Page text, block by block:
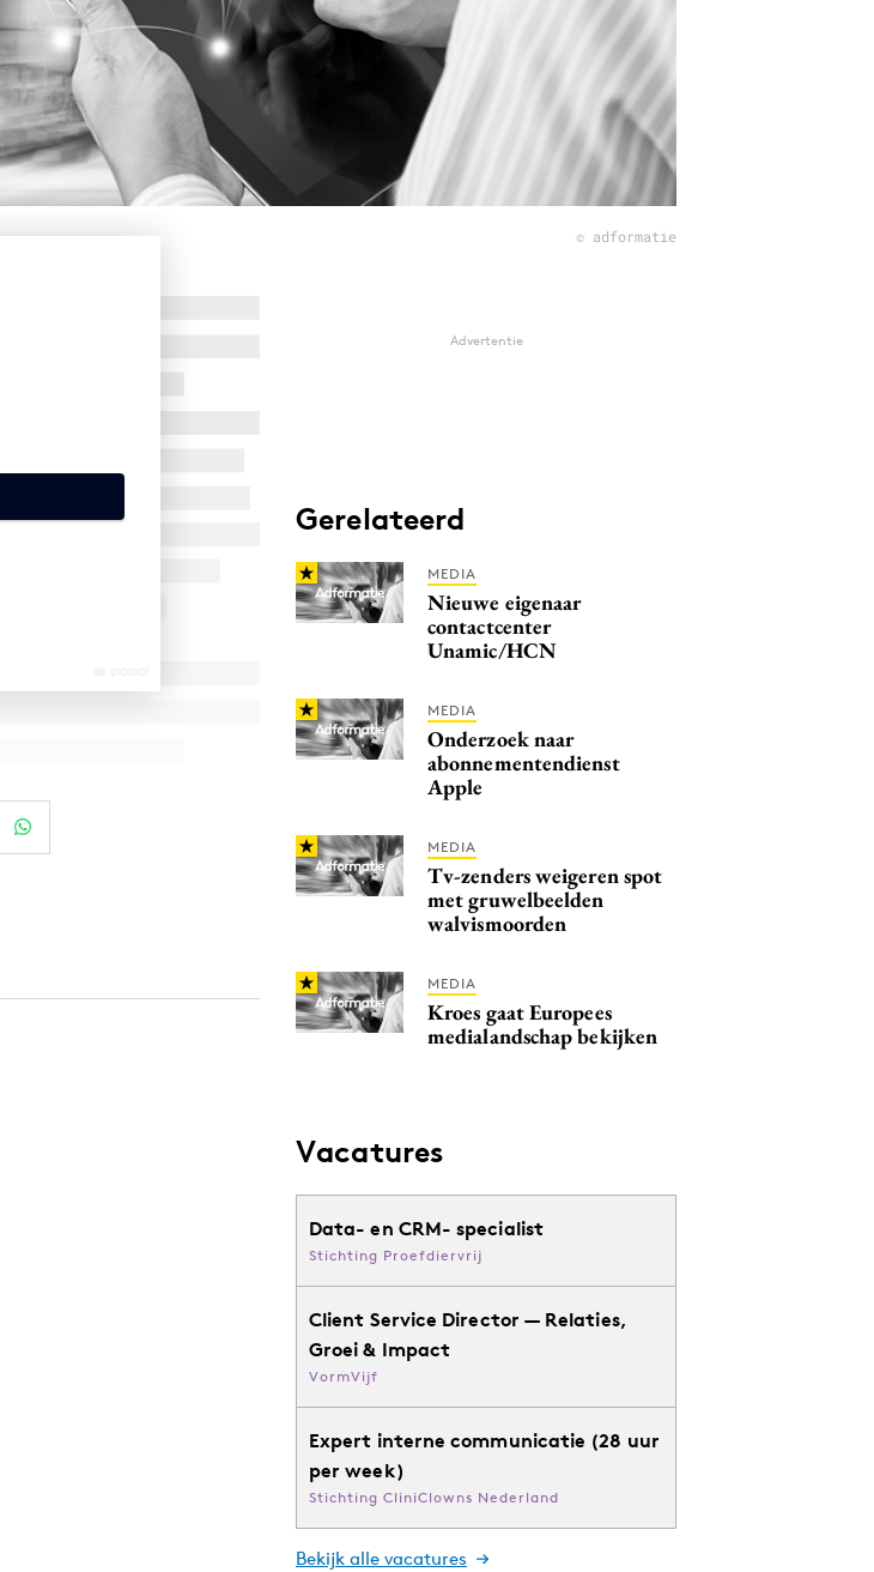
© adformatie
Advertentie
Gerelateerd
MEDIA
Nieuwe eigenaar
contactcenter
Unamic/HCN
MEDIA
Onderzoek naar
abonnementendienst
Apple
MEDIA
Tv-zenders weigeren spot
met gruwelbeelden
walvismoorden
MEDIA
Kroes gaat Europees
medialandschap bekijken
Vacatures
Data- en CRM- specialist
Stichting Proefdiervrij
Client Service Director — Relaties,
Groei & Impact
VormVijf
Expert interne communicatie (28 uur
per week)
Stichting CliniClowns Nederland
Bekijk alle vacatures